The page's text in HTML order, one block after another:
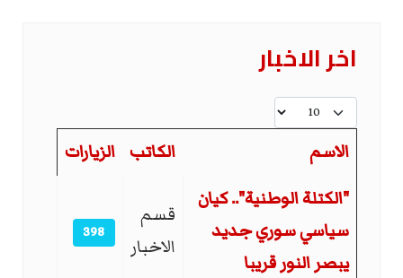
اخر الاخبار
عدد الإظهارات:
المقالات
الاسم الكاتب الزيارات
"الكتلة الوطنية".. كيان
سياسي سوري جديد
يبصر النور قريبا
قسم
الاخبار
398